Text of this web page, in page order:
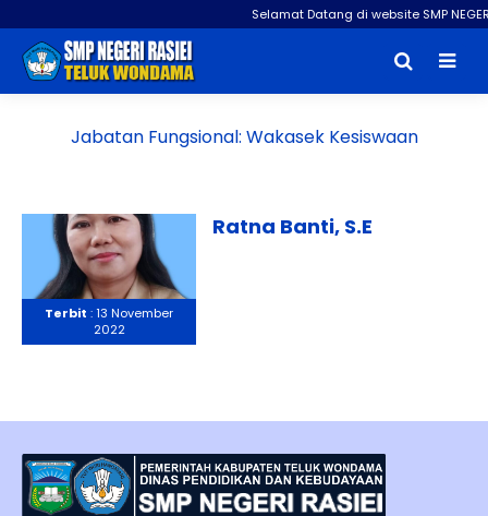
Selamat Datang di website SMP
Jabatan Fungsional: Wakasek Kesiswaan
Terbit : 13 November
2022
Ratna Banti, S.E